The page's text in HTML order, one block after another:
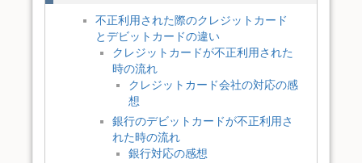
不正利用された際のクレジットカード
とデビットカードの違い
クレジットカードが不正利用された
時の流れ
クレジットカード会社の対応の感
想
銀行のデビットカードが不正利用さ
れた時の流れ
銀行対応の感想